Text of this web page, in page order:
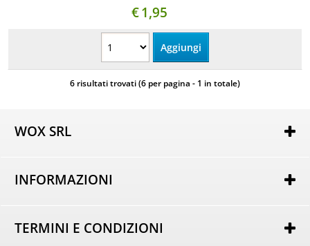
€1,95
6 risultati trovati (6 per pagina - 1 in totale)
WOX SRL
COE SM21075
----
Tel. +39 0549 963801
INFORMAZIONI
Domande Frequenti
TERMINI E CONDIZIONI